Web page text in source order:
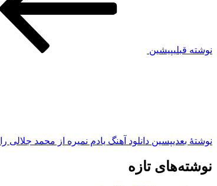
نوشته قبلیپیشین
نوشته‌ٔ بعدیپسین دانلود آهنگ یادم نمیره از محمد جلالی
نوشته‌های تازه